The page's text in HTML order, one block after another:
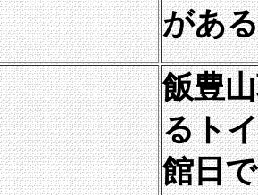
があ
飯豊
るト
館日